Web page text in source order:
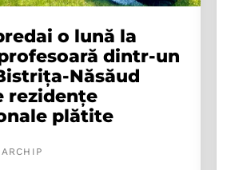
o lună la
dintr-un
Năsăud
rezidențe
plătite